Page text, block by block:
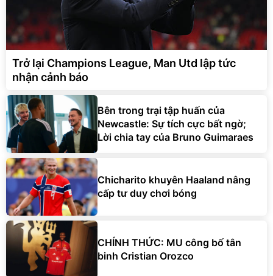
Trở lại Champions League, Man Utd lập tức
nhận cảnh báo
Bên trong trại tập huấn của
Newcastle: Sự tích cực bất ngờ;
Lời chia tay của Bruno Guimaraes
Chicharito khuyên Haaland nâng
cấp tư duy chơi bóng
CHÍNH THỨC: MU công bố tân
binh Cristian Orozco